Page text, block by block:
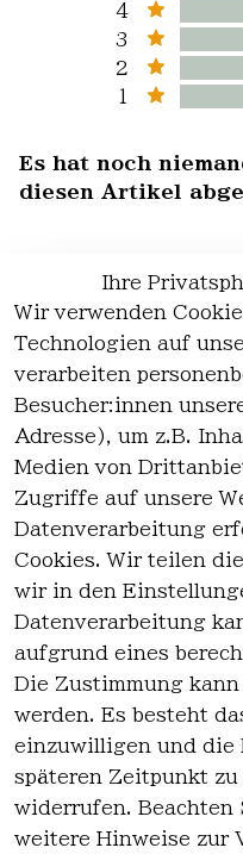
4
3
2
1
Es hat noch
diesen Artikel
EU-
für Details
Ihre
Wir verwenden
Technologien auf
verarbeiten
Besucher:innen
Adresse), um z.B.
Medien von
Zugriffe auf unsere
Datenverarbeitung
Cookies. Wir teilen
wir in den
Datenverarbeitung
aufgrund eines
Die Zustimmung
werden. Es besteht
einzuwilligen und die
späteren Zeitpunkt zu
widerrufen. Beachten
weitere Hinweise zur
es
AGB
Datenschutz
Widerrufsre
cht
Kontakt
Kontakt